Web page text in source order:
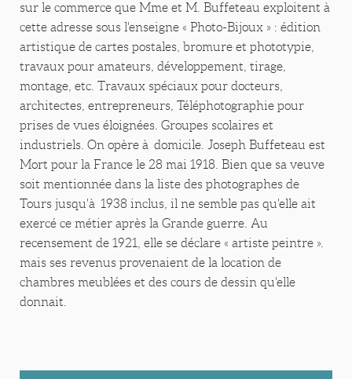
sur le commerce que Mme et M. Buffeteau exploitent à
cette adresse sous l'enseigne « Photo-Bijoux » : édition
artistique de cartes postales, bromure et phototypie,
travaux pour amateurs, développement, tirage,
montage, etc. Travaux spéciaux pour docteurs,
architectes, entrepreneurs, Téléphotographie pour
prises de vues éloignées. Groupes scolaires et
industriels. On opère à domicile. Joseph Buffeteau est
Mort pour la France le 28 mai 1918. Bien que sa veuve
soit mentionnée dans la liste des photographes de
Tours jusqu'à 1938 inclus, il ne semble pas qu'elle ait
exercé ce métier après la Grande guerre. Au
recensement de 1921, elle se déclare « artiste peintre ».
mais ses revenus provenaient de la location de
chambres meublées et des cours de dessin qu'elle
donnait.